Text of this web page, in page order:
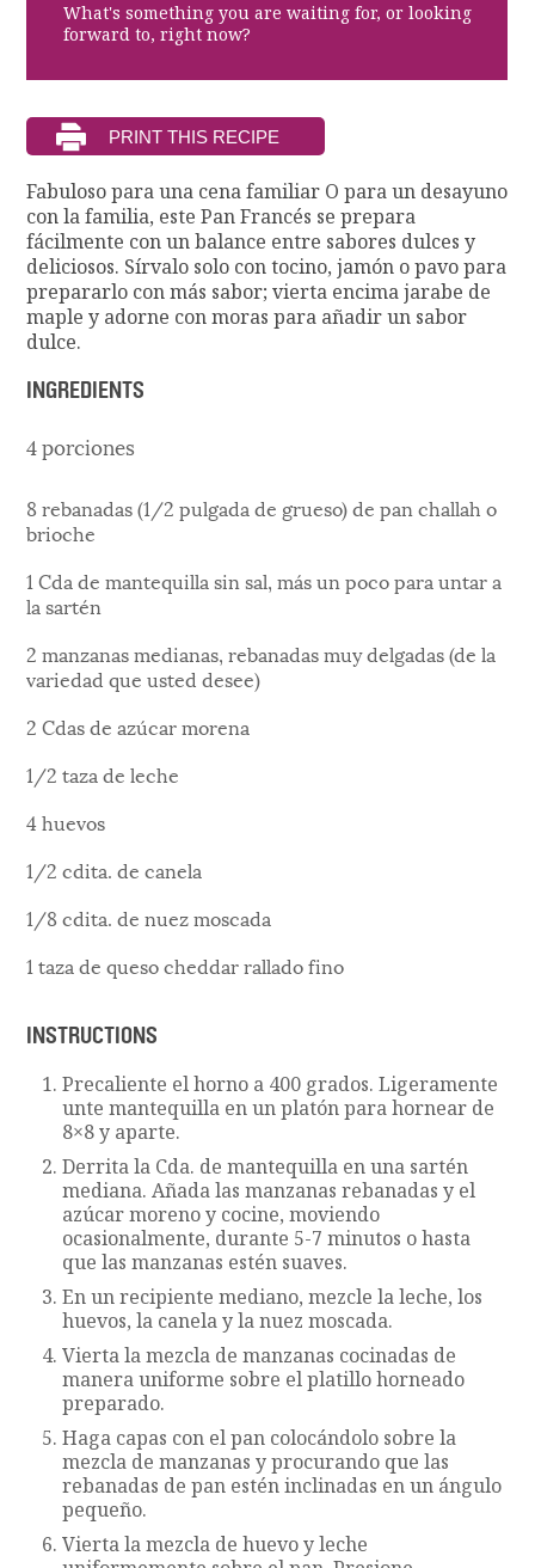
What's something you are waiting for, or looking
forward to, right now?
Fabuloso para una cena familiar O para un desayuno
con la familia, este Pan Francés se prepara
fácilmente con un balance entre sabores dulces y
deliciosos. Sírvalo solo con tocino, jamón o pavo para
prepararlo con más sabor; vierta encima jarabe de
maple y adorne con moras para añadir un sabor
dulce.
INGREDIENTS
4 porciones
8 rebanadas (1/2 pulgada de grueso) de pan challah o
brioche
1 Cda de mantequilla sin sal, más un poco para untar a
la sartén
2 manzanas medianas, rebanadas muy delgadas (de la
variedad que usted desee)
2 Cdas de azúcar morena
1/2 taza de leche
4 huevos
1/2 cdita. de canela
1/8 cdita. de nuez moscada
1 taza de queso cheddar rallado fino
INSTRUCTIONS
Precaliente el horno a 400 grados. Ligeramente
unte mantequilla en un platón para hornear de
8×8 y aparte.
Derrita la Cda. de mantequilla en una sartén
mediana. Añada las manzanas rebanadas y el
azúcar moreno y cocine, moviendo
ocasionalmente, durante 5-7 minutos o hasta
que las manzanas estén suaves.
En un recipiente mediano, mezcle la leche, los
huevos, la canela y la nuez moscada.
Vierta la mezcla de manzanas cocinadas de
manera uniforme sobre el platillo horneado
preparado.
Haga capas con el pan colocándolo sobre la
mezcla de manzanas y procurando que las
rebanadas de pan estén inclinadas en un ángulo
pequeño.
Vierta la mezcla de huevo y leche